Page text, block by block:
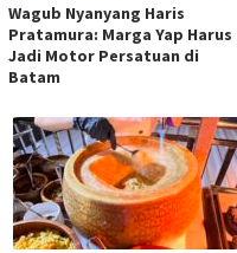
Wagub Nyanyang Haris
Pratamura: Marga Yap Harus
Jadi Motor Persatuan di
Batam